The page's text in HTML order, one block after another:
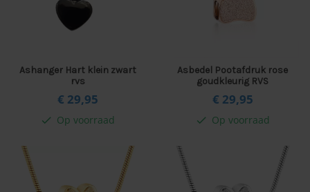
Ashanger Hart klein zwart
rvs
€ 29,95
check Op voorraad
Asbedel Pootafdruk rose
goudkleurig RVS
€ 29,95
check Op voorraad